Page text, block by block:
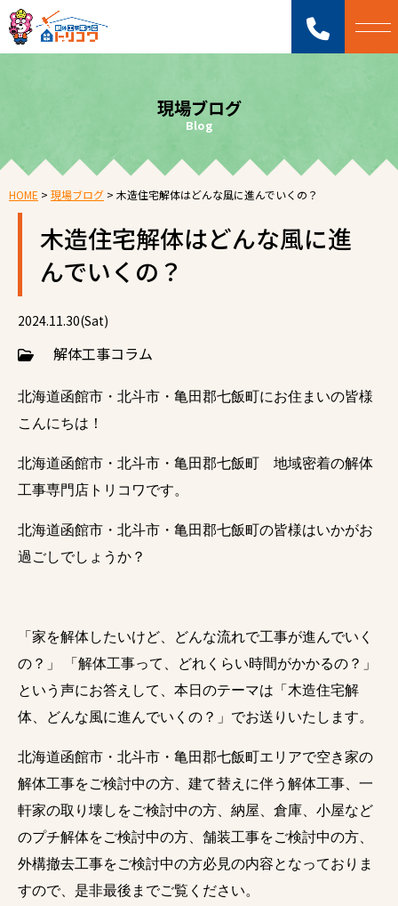
現場ブログ
Blog
HOME > 現場ブログ > 木造住宅解体はどんな風に進んでいくの？
木造住宅解体はどんな風に進
んでいくの？
2024.11.30(Sat)
解体工事コラム
北海道函館市・北斗市・亀田郡七飯町にお住まいの皆様
こんにちは！
北海道函館市・北斗市・亀田郡七飯町 地域密着の解体
工事専門店トリコワです。
北海道函館市・北斗市・亀田郡七飯町の皆様はいかがお
過ごしでしょうか？
「家を解体したいけど、どんな流れで工事が進んでいく
の？」 「解体工事って、どれくらい時間がかかるの？」
という声にお答えして、本日のテーマは「木造住宅解
体、どんな風に進んでいくの？」でお送りいたします。
北海道函館市・北斗市・亀田郡七飯町エリアで空き家の
解体工事をご検討中の方、建て替えに伴う解体工事、一
軒家の取り壊しをご検討中の方、納屋、倉庫、小屋など
のプチ解体をご検討中の方、舗装工事をご検討中の方、
外構撤去工事をご検討中の方必見の内容となっておりま
すので、是非最後までご覧ください。